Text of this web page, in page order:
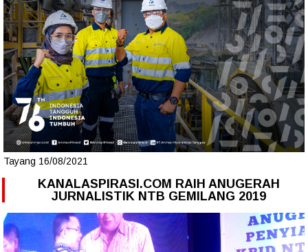
Tayang 16/08/2021
KANALASPIRASI.COM RAIH ANUGERAH
JURNALISTIK NTB GEMILANG 2019